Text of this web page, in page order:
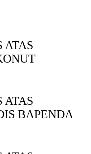
ATAS
ATAS
BAPENDA